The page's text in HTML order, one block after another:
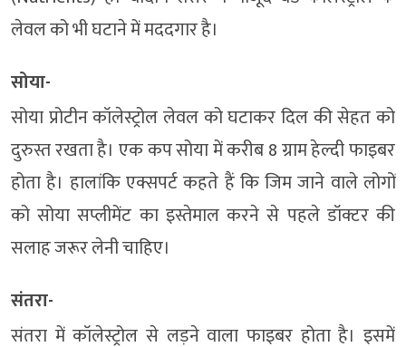
लेवल को भी घटाने में मददगार है।
सोया-
सोया प्रोटीन कॉलेस्ट्रोल लेवल को घटाकर दिल की सेहत को
दुरुस्त रखता है। एक कप सोया में करीब 8 ग्राम हेल्दी फाइबर
होता है। हालांकि एक्सपर्ट कहते हैं कि जिम जाने वाले लोगों
को सोया सप्लीमेंट का इस्तेमाल करने से पहले डॉक्टर की
सलाह जरूर लेनी चाहिए।
संतरा-
संतरा में कॉलेस्ट्रोल से लड़ने वाला फाइबर होता है। इसमें